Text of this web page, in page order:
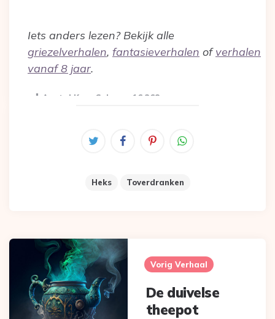
Iets anders lezen? Bekijk alle
griezelverhalen, fantasieverhalen ofverhalen
vanaf 8 jaar.
Aantal Keer Gelezen: 16.368
Heks Toverdranken
Post
navigation
Vorig Verhaal
De duivelse
theepot